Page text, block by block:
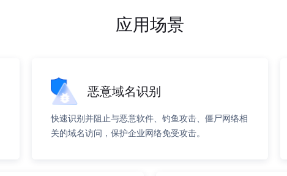
应用场景
恶意域名识别
快速识别并阻止与恶意软件、钓鱼攻击、僵尸网络相
关的域名访问，保护企业网络免受攻击。